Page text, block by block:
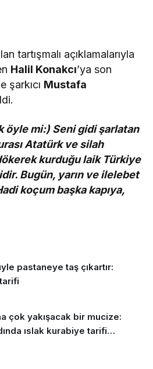
tartışmalı açıklamalarıyla
Halil Konakcı’ya son
şarkıcı Mustafa
öyle mi:) Seni gidi şarlatan
Atatürk ve silah
kurduğu laik Türkiye
Bugün, yarın ve ilelebet
koçum başka kapıya,
pastaneye taş çıkartır:
çok yakışacak bir mucize:
ıslak kurabiye tarifi…